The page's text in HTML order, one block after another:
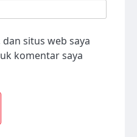
situs web saya
komentar saya